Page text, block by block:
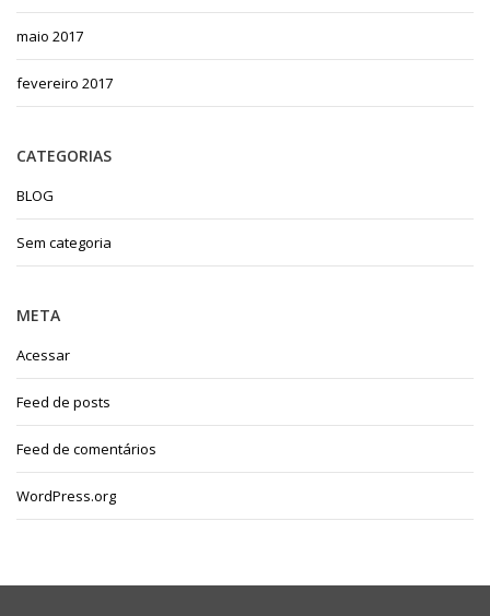
maio 2017
fevereiro 2017
CATEGORIAS
BLOG
Sem categoria
META
Acessar
Feed de posts
Feed de comentários
WordPress.org